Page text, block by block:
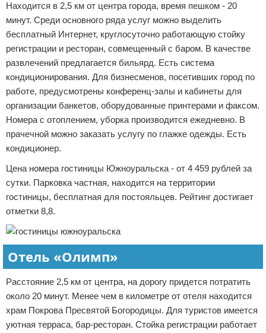
Находится в 2,5 км от центра города, время пешком - 20
минут. Среди основного ряда услуг можно выделить
бесплатный Интернет, круглосуточно работающую стойку
регистрации и ресторан, совмещенный с баром. В качестве
развлечений предлагается бильярд. Есть система
кондиционирования. Для бизнесменов, посетивших город по
работе, предусмотрены конференц-залы и кабинеты для
организации банкетов, оборудованные принтерами и факсом.
Номера с отоплением, уборка производится ежедневно. В
прачечной можно заказать услугу по глажке одежды. Есть
кондиционер.
Цена номера гостиницы Южноуральска - от 4 459 рублей за
сутки. Парковка частная, находится на территории
гостиницы, бесплатная для постояльцев. Рейтинг достигает
отметки 8,8.
Отель «Олимп»
Расстояние 2,5 км от центра, на дорогу придется потратить
около 20 минут. Менее чем в километре от отеля находится
храм Покрова Пресвятой Богородицы. Для туристов имеется
уютная терраса, бар-ресторан. Стойка регистрации работает